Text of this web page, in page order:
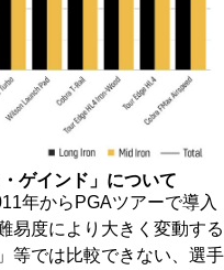
ゲインド」について
年からPGAツアーで導入
易度により大きく変動する
等では比較できない、選手